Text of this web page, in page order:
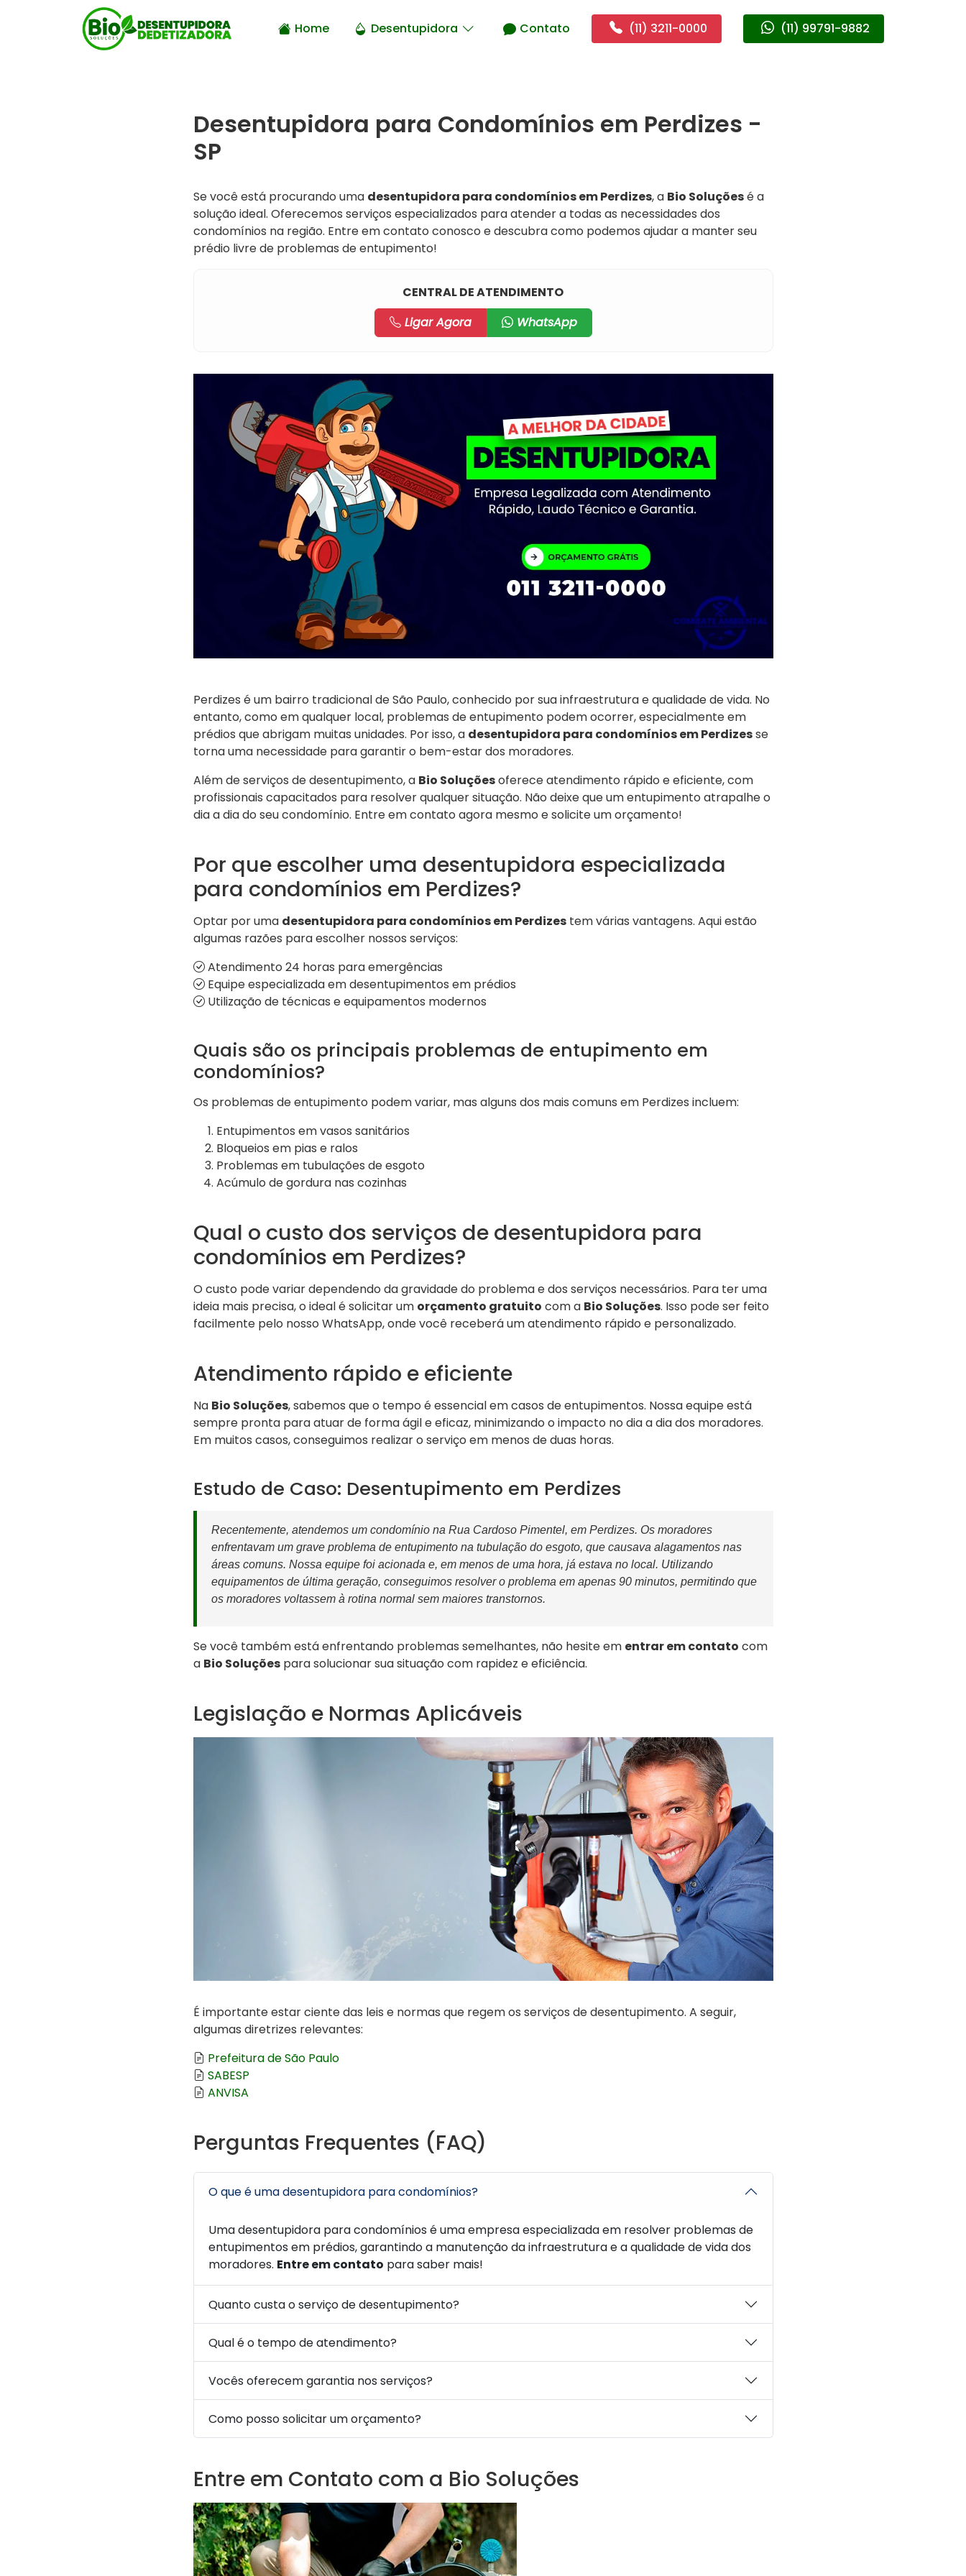
Home Desentupidora Contato (11) 3211-0000 (11) 99791-9882
Desentupidora para Condomínios em Perdizes -
SP
Se você está procurando uma desentupidora para condomínios em Perdizes, a Bio Soluçõesé a
solução ideal. Oferecemos serviços especializados para atender a todas as necessidades dos
condomínios na região. Entre em contato conosco e descubra como podemos ajudar a manter seu
prédio livre de problemas de entupimento!
CENTRAL DE ATENDIMENTO
Ligar Agora
WhatsApp
Perdizes é um bairro tradicional de São Paulo, conhecido por sua infraestrutura e qualidade de vida. No
entanto, como em qualquer local, problemas de entupimento podem ocorrer, especialmente em
prédios que abrigam muitas unidades. Por isso, a desentupidora para condomínios em Perdizesse
torna uma necessidade para garantir o bem-estar dos moradores.
Além de serviços de desentupimento, a Bio Soluçõesoferece atendimento rápido e eficiente, com
profissionais capacitados para resolver qualquer situação. Não deixe que um entupimento atrapalhe o
dia a dia do seu condomínio. Entre em contato agora mesmo e solicite um orçamento!
Por que escolher uma desentupidora especializada
para condomínios em Perdizes?
Optar por uma desentupidora para condomínios em Perdizestem várias vantagens. Aqui estão
algumas razões para escolher nossos serviços:
Atendimento 24 horas para emergências
Equipe especializada em desentupimentos em prédios
Utilização de técnicas e equipamentos modernos
Quais são os principais problemas de entupimento em
condomínios?
Os problemas de entupimento podem variar, mas alguns dos mais comuns em Perdizes incluem:
Entupimentos em vasos sanitários
Bloqueios em pias e ralos
Problemas em tubulações de esgoto
Acúmulo de gordura nas cozinhas
Qual o custo dos serviços de desentupidora para
condomínios em Perdizes?
O custo pode variar dependendo da gravidade do problema e dos serviços necessários. Para ter uma
ideia mais precisa, o ideal é solicitar um orçamento gratuito com a Bio Soluções. Isso pode ser feito
facilmente pelo nosso WhatsApp, onde você receberá um atendimento rápido e personalizado.
Atendimento rápido e eficiente
Na Bio Soluções, sabemos que o tempo é essencial em casos de entupimentos. Nossa equipe está
sempre pronta para atuar de forma ágil e eficaz, minimizando o impacto no dia a dia dos moradores.
Em muitos casos, conseguimos realizar o serviço em menos de duas horas.
Estudo de Caso: Desentupimento em Perdizes
Recentemente, atendemos um condomínio na Rua Cardoso Pimentel, em Perdizes. Os moradores
enfrentavam um grave problema de entupimento na tubulação do esgoto, que causava alagamentos nas
áreas comuns. Nossa equipe foi acionada e, em menos de uma hora, já estava no local. Utilizando
equipamentos de última geração, conseguimos resolver o problema em apenas 90 minutos, permitindo que
os moradores voltassem à rotina normal sem maiores transtornos.
Se você também está enfrentando problemas semelhantes, não hesite em entrar em contato com
a Bio Soluçõespara solucionar sua situação com rapidez e eficiência.
Legislação e Normas Aplicáveis
É importante estar ciente das leis e normas que regem os serviços de desentupimento. A seguir,
algumas diretrizes relevantes:
Prefeitura de São Paulo
SABESP
ANVISA
Perguntas Frequentes (FAQ)
O que é uma desentupidora para condomínios?
Uma desentupidora para condomínios é uma empresa especializada em resolver problemas de
entupimentos em prédios, garantindo a manutenção da infraestrutura e a qualidade de vida dos
moradores. Entre em contato para saber mais!
Quanto custa o serviço de desentupimento?
Qual é o tempo de atendimento?
Vocês oferecem garantia nos serviços?
Como posso solicitar um orçamento?
Entre em Contato com a Bio Soluções